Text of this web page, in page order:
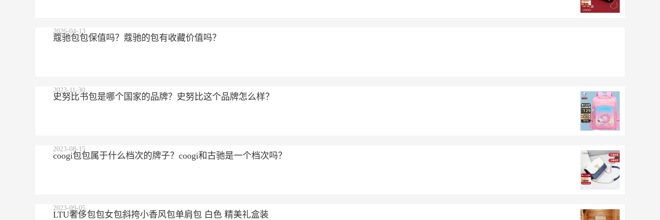
蔻驰包包保值吗？蔻驰的包有收藏价值吗？
2026-04-13
史努比书包是哪个国家的品牌？史努比这个品牌怎么样？
2023-11-30
coogi包包属于什么档次的牌子？coogi和古驰是一个档次吗？
2023-08-15
LTU奢侈包包女包斜挎小香风包单肩包 白色 精美礼盒装
2023-09-05